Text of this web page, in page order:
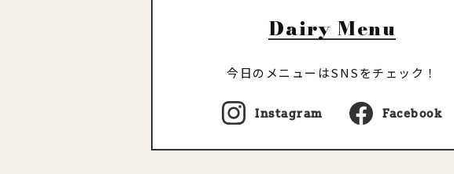
Dairy Menu
今日のメニューはSNSをチェック！
Instagram Facebook